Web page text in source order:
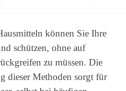
können Sie Ihre
schützen, ohne auf
zu müssen. Die
dieser Methoden sorgt für